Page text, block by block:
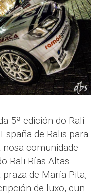
5ª edición do Rali
de Ralis para
comunidade
Rali Rías Altas
de María Pita,
de luxo, cun